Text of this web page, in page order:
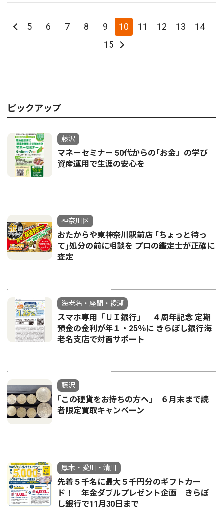
5 6 7 8 9 10 11 12 13
14
15
ピックアップ
藤沢
マネーセミナー 50代からの｢お金」の学び
資産運用で生涯の安心を
神奈川区
おたからや東神奈川駅前店 ｢ちょっと待っ
て｣処分の前に相談を プロの鑑定士が正確に
査定
海老名・座間・綾瀬
スマホ専用「ＵＩ銀行」 ４周年記念 定期
預金の金利が年１・25％に きらぼし銀行海
老名支店で対面サポート
藤沢
｢この硬貨をお持ちの方へ｣ ６月末まで読
者限定買取キャンペーン
厚木・愛川・清川
先着５千名に最大５千円分のギフトカー
ド！ 年金ダブルプレゼント企画 きらぼ
し銀行で11月30日まで